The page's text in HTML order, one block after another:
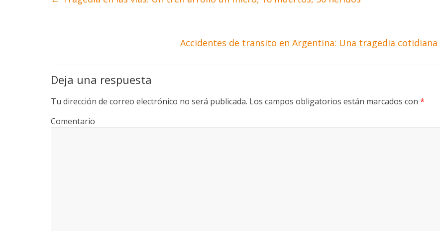
Accidentes de transito en Argentina: Una tragedia cotidiana
Deja una respuesta
Tu dirección de correo electrónico no será publicada. Los campos obligatorios están marcados con *
Comentario